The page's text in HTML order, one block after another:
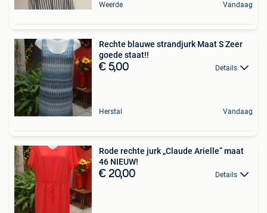
Weerde Vandaag
Rechte blauwe strandjurk Maat S Zeer
goede staat!!
€ 5,00 Details
Herstal Vandaag
Rode rechte jurk „Claude Arielle” maat
46 NIEUW!
€ 20,00 Details